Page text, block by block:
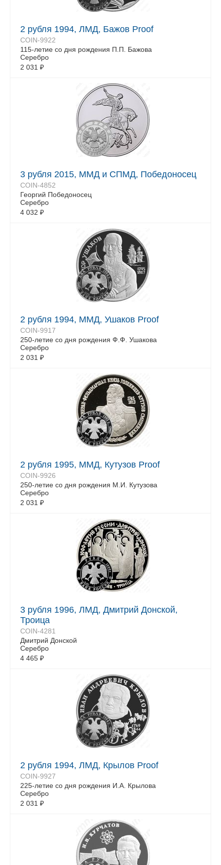
2 рубля 1994, ЛМД, Бажов Proof
COIN-9922
115-летие со дня рождения П.П. Бажова
Серебро
2 031 ₽
3 рубля 2015, ММД и СПМД, Победоносец
COIN-4852
Георгий Победоносец
Серебро
4 032 ₽
2 рубля 1994, ММД, Ушаков Proof
COIN-9917
250-летие со дня рождения Ф.Ф. Ушакова
Серебро
2 031 ₽
2 рубля 1995, ММД, Кутузов Proof
COIN-9926
250-летие со дня рождения М.И. Кутузова
Серебро
2 031 ₽
3 рубля 1996, ЛМД, Дмитрий Донской,
Троица
COIN-4281
Дмитрий Донской
Серебро
4 465 ₽
2 рубля 1994, ЛМД, Крылов Proof
COIN-9927
225-летие со дня рождения И.А. Крылова
Серебро
2 031 ₽